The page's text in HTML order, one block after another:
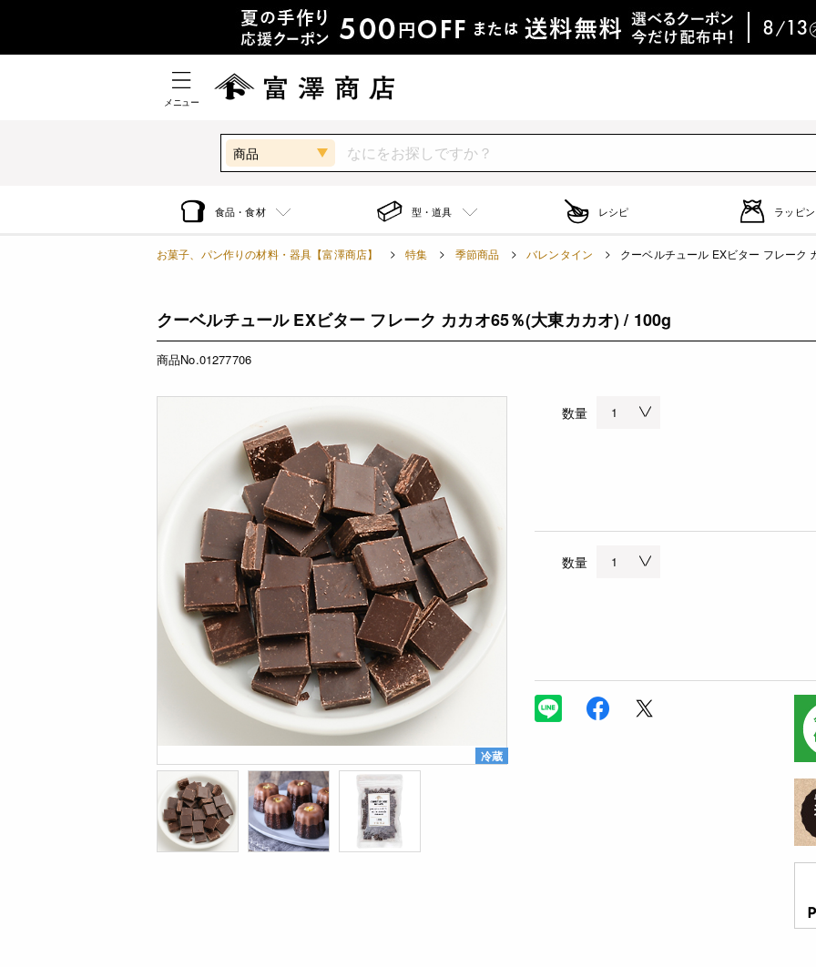
メニュー
商品
食品・食材 型・道具 レシピ ラッピ
お菓子、パン作りの材料・器具【富澤商店】 特集 季節商品 バレンタイン クーベルチュール EXビター フレーク
クーベルチュール EXビター フレーク カカオ65％(大東カカオ) / 100g
商品No.01277706
冷蔵
数量
数量